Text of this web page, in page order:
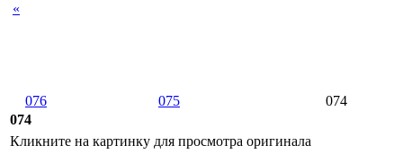
«
076 075
074
074
Кликните на картинку для просмотра оригинала